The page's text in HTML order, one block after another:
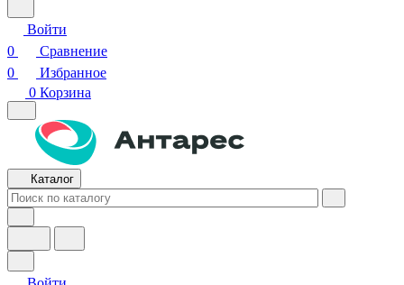
Войти
0
Сравнение
0
Избранное
0 Корзина
Каталог